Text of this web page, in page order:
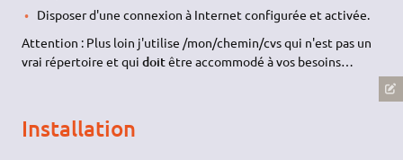
Disposer d'une connexion à Internet configurée et activée.
Attention : Plus loin j'utilise /mon/chemin/cvs qui n'est pas un
vrai répertoire et quidoitêtre accommodé à vos besoins…
Installation